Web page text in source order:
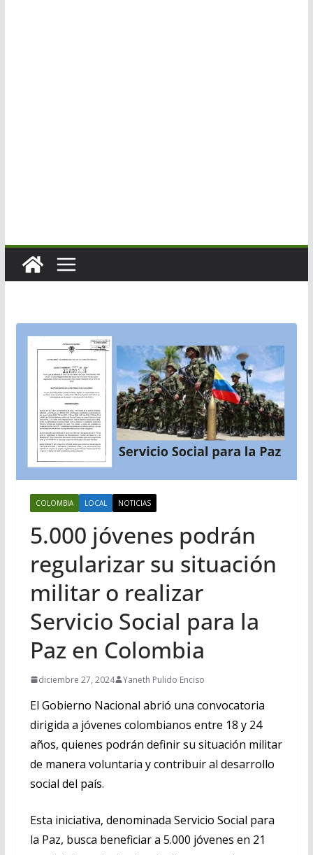
COLOMBIA LOCAL NOTICIAS
5.000 jóvenes podrán
regularizar su situación
militar o realizar
Servicio Social para la
Paz en Colombia
diciembre 27, 2024 Yaneth Pulido Enciso
El Gobierno Nacional abrió una convocatoria
dirigida a jóvenes colombianos entre 18 y 24
años, quienes podrán definir su situación militar
de manera voluntaria y contribuir al desarrollo
social del país.
Esta iniciativa, denominada Servicio Social para
la Paz, busca beneficiar a 5.000 jóvenes en 21